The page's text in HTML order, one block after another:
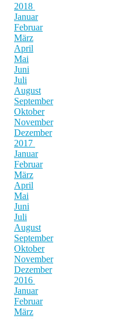
2018
Januar
Februar
März
April
Mai
Juni
Juli
August
September
Oktober
November
Dezember
2017
Januar
Februar
März
April
Mai
Juni
Juli
August
September
Oktober
November
Dezember
2016
Januar
Februar
März